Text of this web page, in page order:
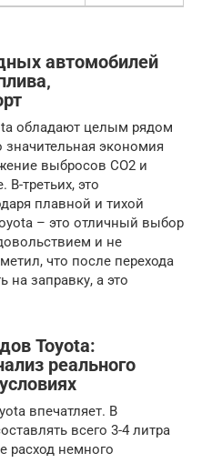
автомобилей
обладают целым рядом
экономия
выбросов CO2 и
третьих, это
плавной и тихой
– это отличный выбор
и не
что после перехода
на заправку, а это
Toyota:
реального
впечатляет. В
всего 3-4 литра
расход немного